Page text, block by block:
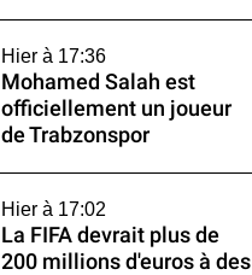
Hier à 17:36
Mohamed Salah est
officiellement un joueur
de Trabzonspor
Hier à 17:02
La FIFA devrait plus de
200 millions d'euros à des